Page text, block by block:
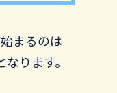
まるのは
ります。